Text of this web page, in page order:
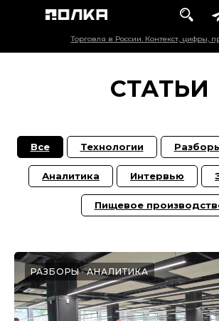
Торговля в России. Контекст, цифры,
СТАТЬИ
Все Технологии
Аналитика Интервью
Пищевое
РАЗБОРЫ АНАЛИТИКА